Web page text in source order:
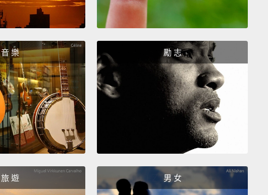
One of the best foodie experiences is to visit Dolac
out in the open air in a square
that's got beautiful views of
the cathedral.
最棒的吃貨體驗就是逛朵拉茲市場。很棒的是這個蔬果市場是
廣場中露天形式的，就在這座有漂亮景觀的教堂區。
It's a great city for nightlife.
There are lots of really, really
great bars. The craft-beer scene is really growing in the
really great craft beer that's been made locally.
If you're
not a beer drinker, it's got a great new scene growing up
音 樂 勵 志
旅 遊 男 女